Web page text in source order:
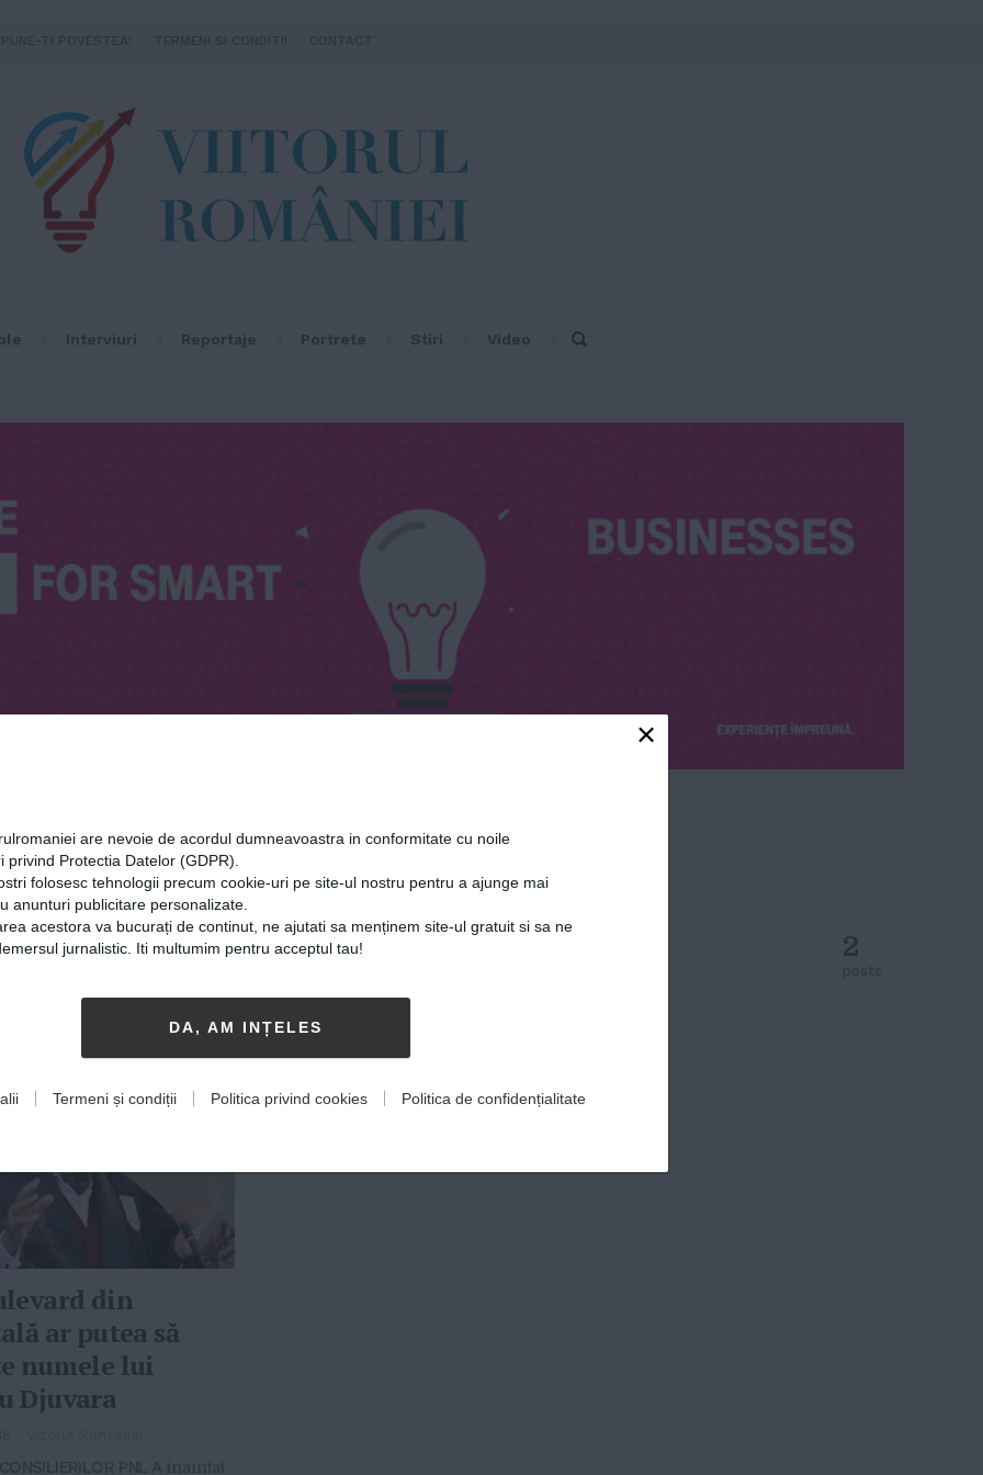
×
are nevoie de acordul dumneavoastra in conformitate cu noile
privind Protectia Datelor (GDPR).
folosesc tehnologii precum cookie-uri pe site-ul nostru pentru a ajunge mai
anunturi publicitare personalizate.
acestora va bucurați de continut, ne ajutati sa menținem site-ul gratuit si sa ne
jurnalistic. Iti multumim pentru acceptul tau!
DA, AM INȚELES
Termeni și condiții Politica privind cookies Politica de confidențialitate
Interviuri Reportaje Portrete Stiri Video Search
2
din
ar putea să
numele lui
Djuvara